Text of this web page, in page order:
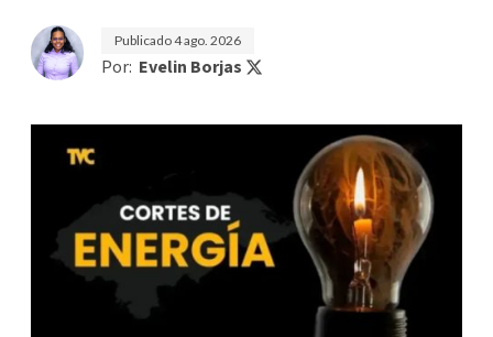
Publicado4 ago. 2026
Por: Evelin Borjas